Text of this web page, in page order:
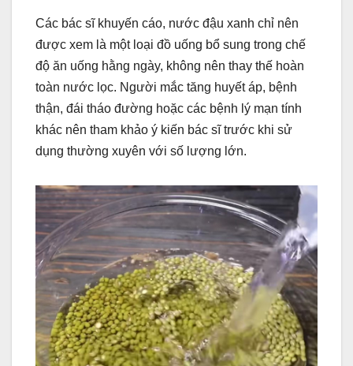
Các bác sĩ khuyến cáo, nước đậu xanh chỉ nên
được xem là một loại đồ uống bổ sung trong chế
độ ăn uống hằng ngày, không nên thay thế hoàn
toàn nước lọc. Người mắc tăng huyết áp, bệnh
thận, đái tháo đường hoặc các bệnh lý mạn tính
khác nên tham khảo ý kiến bác sĩ trước khi sử
dụng thường xuyên với số lượng lớn.